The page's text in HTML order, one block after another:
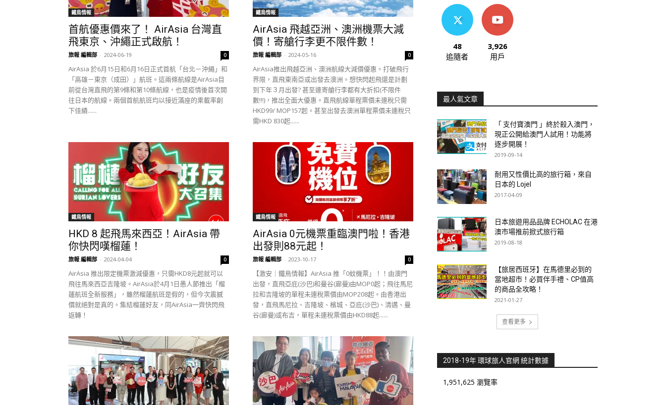
鐵鳥情報
首航優惠價來了！ AirAsia 台灣直
飛東京、沖繩正式啟航！
旅報 編輯部 - 2024-06-19 0
AirAsia 於6月15日和6月16日正式首航「台北－沖繩」和
「高雄－東京（成田）」航班。這兩條航線是AirAsia目
前從台灣直飛的第9條和第10條航線，也是疫情後首次開
往日本的航線。兩個首航航班均以接近滿座的乘載率創
下佳績......
鐵鳥情報
AirAsia 飛越亞洲、澳洲機票大減
價！寄艙行李更不限件數！
旅報 編輯部 - 2024-05-16 0
AirAsia推出飛越亞洲、澳洲航線大減價優惠。打破飛行
界限，直飛東南亞或出發去澳洲。想快閃起飛還是計劃
到下年３月出發? 甚至連寄艙行李都有大折扣(不限件
數!!!)，推出全面大優惠。直飛航線單程票價未連稅只需
HKD99/ MOP157起。甚至出發去澳洲單程票價未連稅只
需HKD 830起......
鐵鳥情報
HKD 8 起飛馬來西亞！AirAsia 帶
你快閃嘆榴蓮！
旅報 編輯部 - 2024-04-04 0
AirAsia 推出限定機票激減優惠，只需HKD8元起就可以
飛往馬來西亞吉隆坡。AirAsia於4月1日愚人節推出「榴
蓮航班全新服務」，雖然榴蓮航班是假的，但今次震撼
價就絕對是真的。集結榴蓮好友，同AirAsia一齊快閃飛
返轉！
鐵鳥情報
AirAsia 0元機票重臨澳門啦！香港
出發則88元起！
旅報 編輯部 - 2023-10-17 0
【激安｜鐵鳥情報】AirAsia 推「0蚊機票」！！由澳門
出發，直飛亞庇(沙巴)和曼谷(廊曼)由MOP0起；飛往馬尼
拉和吉隆坡的單程未連稅票價由MOP208起。由香港出
發，直飛馬尼拉、吉隆坡、檳城、亞庇(沙巴)、清邁、曼
谷(廊曼)或布吉，單程未連稅票價由HKD88起......
48
追隨者
3,926
用戶
最人氣文章
「 支付寶澳門 」終於殺入澳門，
現正公開給澳門人試用！功能將
逐步開展！
2019-09-14
耐用又性價比高的旅行箱，來自
日本的 Lojel
2017-04-09
日本旅遊用品品牌 ECHOLAC 在港
澳市場推前掀式旅行箱
2019-08-18
【旅居西班牙】在馬德里必到的
當地超市！必買伴手禮、CP值高
的商品全攻略！
2021-01-27
查看更多
2018-19年 環球旅人官網 統計數據
1,951,625 瀏覽率